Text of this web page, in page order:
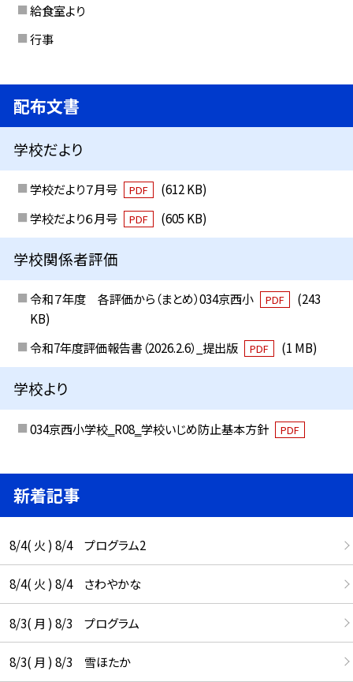
給食室より
行事
配布文書
学校だより
学校だより７月号 PDF
(612 KB)
学校だより６月号
PDF (605 KB)
学校関係者評価
令和７年度 各評価から（まとめ）034京西小 PDF
(243
KB)
令和7年度評価報告書（2026.2.6）_提出版
PDF (1 MB)
学校より
034京西小学校‗R08‗学校いじめ防止基本方針 PDF
新着記事
8/4( 火 ) 8/4 プログラム2
8/4( 火 ) 8/4 さわやかな
8/3( 月 ) 8/3 プログラム
8/3( 月 ) 8/3 雪ほたか